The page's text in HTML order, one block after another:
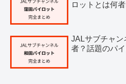
ロットとは何
JALサブチャン
者？話題のパ